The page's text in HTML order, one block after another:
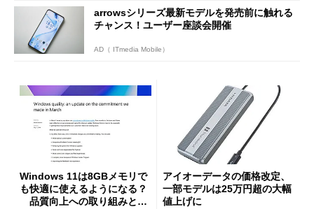
arrowsシリーズ最新モデルを発売前に触れる
チャンス！ユーザー座談会開催
AD（ ITmedia Mobile）
Windows 11は8GBメモリで
も快適に使えるようになる？
品質向上への取り組みと
アイオーデータの価格改定、
一部モデルは25万円超の大幅
値上げに